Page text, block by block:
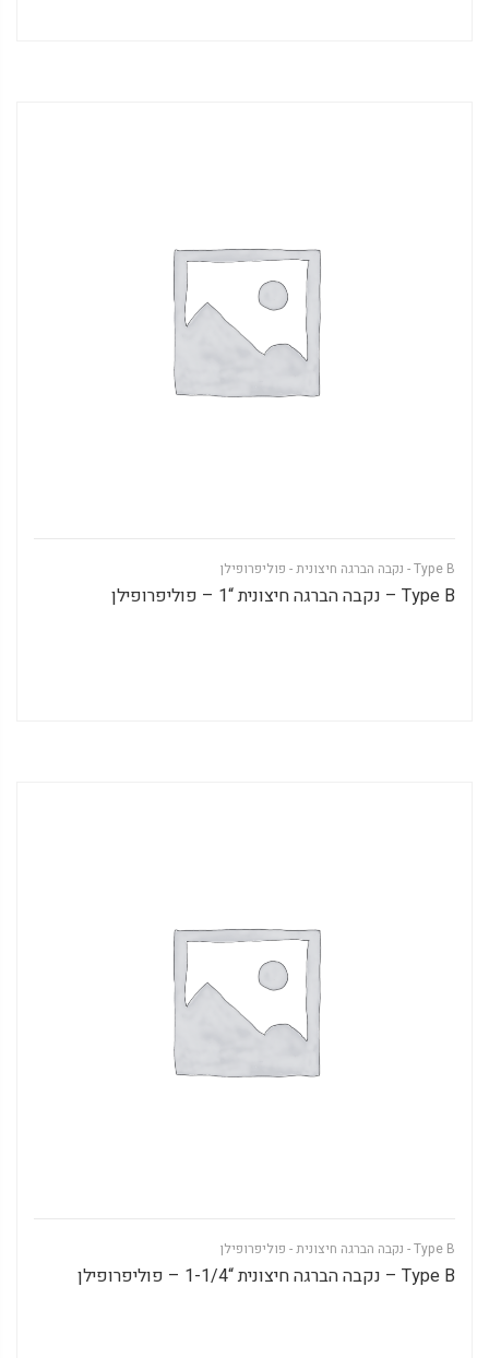
Type B - נקבה הברגה חיצונית - פוליפרופילן
Type B – נקבה הברגה חיצונית “1 – פוליפרופילן
Type B - נקבה הברגה חיצונית - פוליפרופילן
Type B – נקבה הברגה חיצונית “1-1/4 – פוליפרופילן